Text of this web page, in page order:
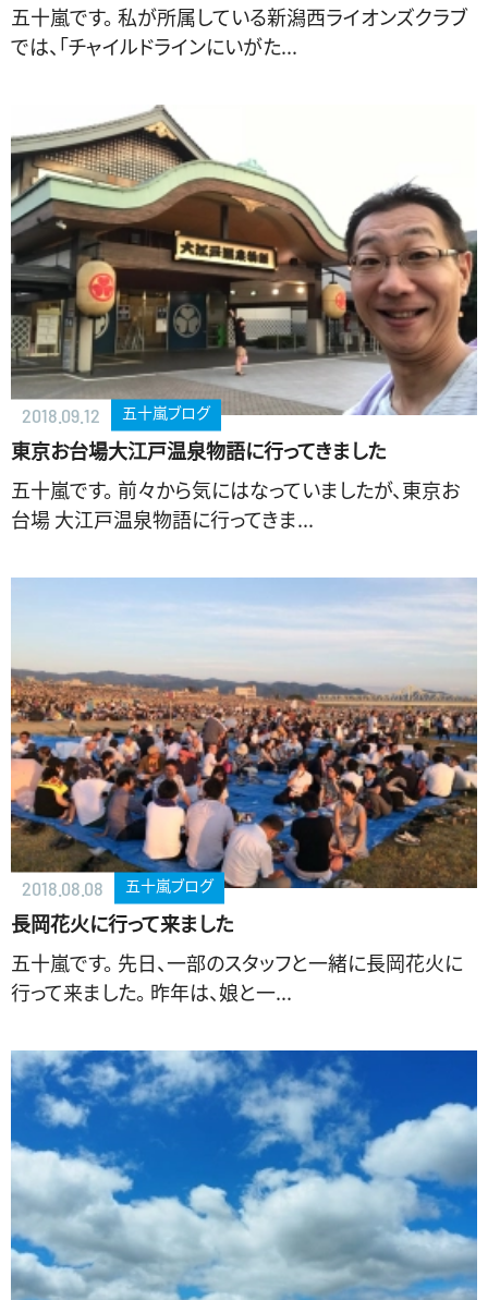
五十嵐です。 私が所属している新潟西ライオンズクラブ
では、「チャイルドラインにいがた...
2018.09.12 五十嵐ブログ
東京お台場大江戸温泉物語に行ってきました
五十嵐です。 前々から気にはなっていましたが、東京お
台場 大江戸温泉物語に行ってきま...
2018.08.08 五十嵐ブログ
長岡花火に行って来ました
五十嵐です。 先日、一部のスタッフと一緒に長岡花火に
行って来ました。 昨年は、娘と一...